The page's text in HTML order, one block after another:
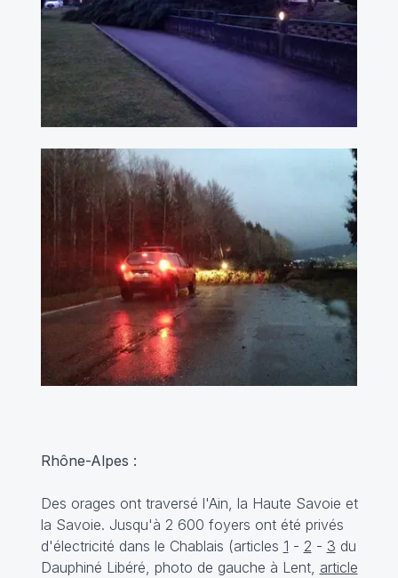
Rhône-Alpes :
Des orages ont traversé l'Ain, la Haute Savoie et
la Savoie. Jusqu'à 2 600 foyers ont été privés
d'électricité dans le Chablais (articles 1 - 2 - 3 du
Dauphiné Libéré, photo de gauche à Lent, article